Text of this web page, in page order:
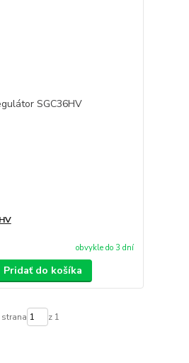
obvykle do 3 dní
Pridať do košíka
strana z 1